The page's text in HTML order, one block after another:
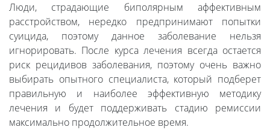
Люди, страдающие биполярным аффективным
расстройством, нередко предпринимают попытки
суицида, поэтому данное заболевание нельзя
игнорировать. После курса лечения всегда остается
риск рецидивов заболевания, поэтому очень важно
выбирать опытного специалиста, который подберет
правильную и наиболее эффективную методику
лечения и будет поддерживать стадию ремиссии
максимально продолжительное время.